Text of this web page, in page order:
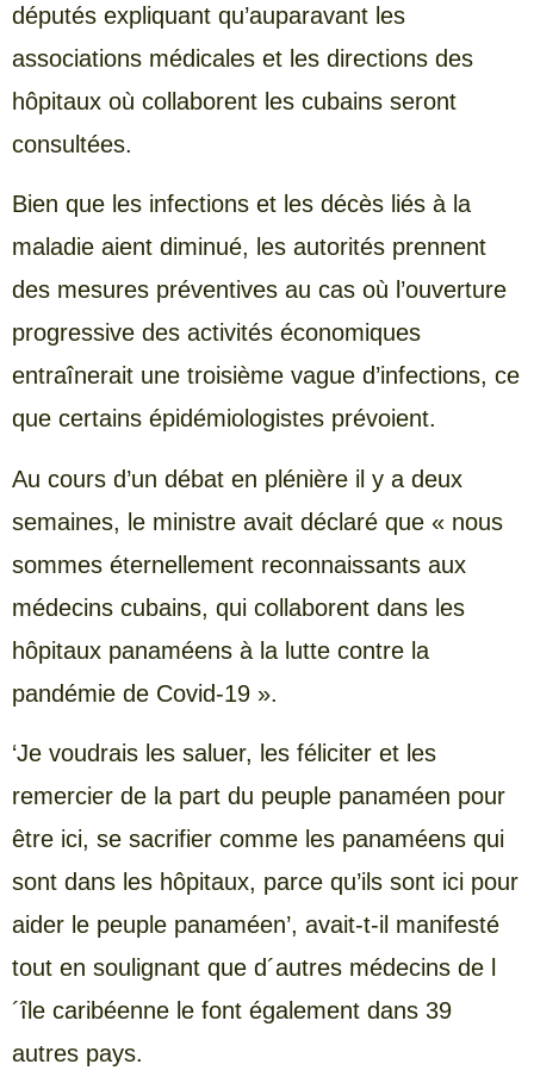
députés expliquant qu’auparavant les
associations médicales et les directions des
hôpitaux où collaborent les cubains seront
consultées.
Bien que les infections et les décès liés à la
maladie aient diminué, les autorités prennent
des mesures préventives au cas où l’ouverture
progressive des activités économiques
entraînerait une troisième vague d’infections, ce
que certains épidémiologistes prévoient.
Au cours d’un débat en plénière il y a deux
semaines, le ministre avait déclaré que « nous
sommes éternellement reconnaissants aux
médecins cubains, qui collaborent dans les
hôpitaux panaméens à la lutte contre la
pandémie de Covid-19 ».
‘Je voudrais les saluer, les féliciter et les
remercier de la part du peuple panaméen pour
être ici, se sacrifier comme les panaméens qui
sont dans les hôpitaux, parce qu’ils sont ici pour
aider le peuple panaméen’, avait-t-il manifesté
tout en soulignant que d´autres médecins de l
´île caribéenne le font également dans 39
autres pays.